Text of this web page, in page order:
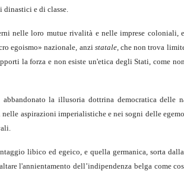
dinastici e di classe.
nelle loro mutue rivalità e nelle imprese coloniali,
egoismo» nazionale, anzi statale, che non trova
la forza e non esiste un'etica degli Stati, come
la illusoria dottrina democratica delle
aspirazioni imperialistiche e nei sogni delle
libico ed egeico, e quella germanica, sorta
l'annientamento dell’indipendenza belga come